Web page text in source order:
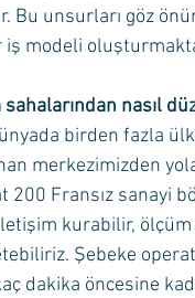
Bu unsurları göz
modeli
nasıl
birden fazla
merkezimizden
Fransız sanayi
kurabilir,
Şebeke
dakika öncesine